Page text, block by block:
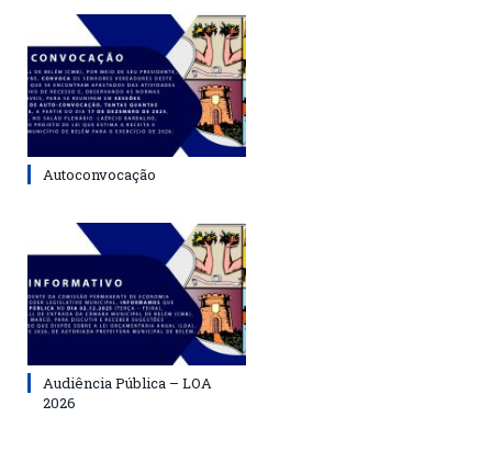
Autoconvocação
Audiência Pública – LOA
2026